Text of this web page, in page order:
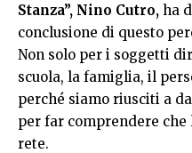
Stanza”, Nino Cutro, ha
conclusione di questo
Non solo per i soggetti
scuola, la famiglia, il
perché siamo riusciti a
per far comprendere
rete.